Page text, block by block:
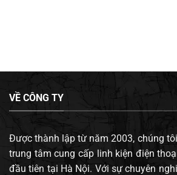
VỀ CÔNG TY
Được thành lập từ năm 2003, chúng
trung tâm cung cấp linh kiện điện
đầu tiên tại Hà Nội. Với sự chuyên